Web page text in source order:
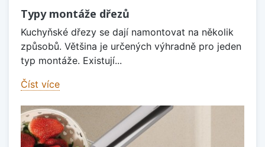
Typy montáže dřezů
Kuchyňské dřezy se dají namontovat na několik
způsobů. Většina je určených výhradně pro jeden
typ montáže. Existují...
Číst více